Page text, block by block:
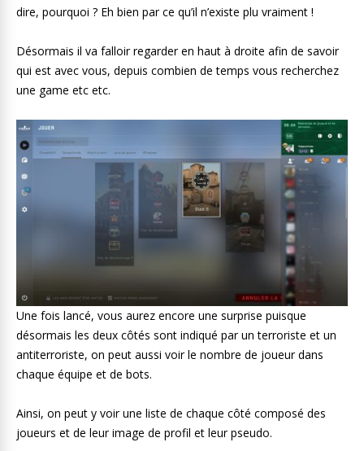
dire, pourquoi ? Eh bien par ce qu’il n’existe plu vraiment !
Désormais il va falloir regarder en haut à droite afin de savoir
qui est avec vous, depuis combien de temps vous recherchez
une game etc etc.
Une fois lancé, vous aurez encore une surprise puisque
désormais les deux côtés sont indiqué par un terroriste et un
antiterroriste, on peut aussi voir le nombre de joueur dans
chaque équipe et de bots.
Ainsi, on peut y voir une liste de chaque côté composé des
joueurs et de leur image de profil et leur pseudo.